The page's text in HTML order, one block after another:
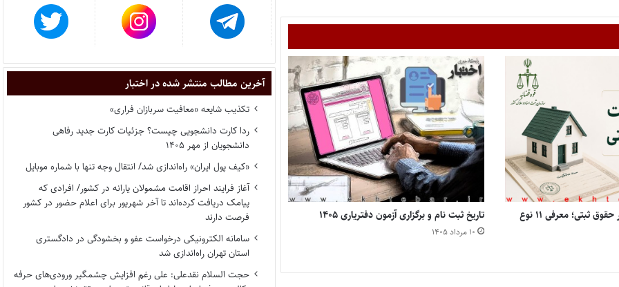
انواع مالکیت املاک در حقوق ثبتی؛ معرفی ۱۱ نوع تاریخ ثبت نام و برگزاری آزمون دفتریاری ۱۴۰۵
۱۰ مرداد ۱۴۰۵
آخرین مطالب منتشر شده در اختبار
تکذیب شایعه «معافیت سربازان فراری»
ردا کارت دانشجویی چیست؟ جزئیات کارت جدید رفاهی
دانشجویان از مهر ۱۴۰۵
«کیف پول ایران» راه‌اندازی شد/ انتقال وجه تنها با شماره موبایل
آغاز فرایند احراز اقامت مشمولان یارانه در کشور/ افرادی که
پیامک دریافت کرده‌اند تا آخر شهریور برای اعلام حضور در کشور
فرصت دارند
سامانه الکترونیکی درخواست عفو و بخشودگی در دادگستری
استان تهران راه‌اندازی شد
حجت السلام نقدعلی: علی رغم افزایش چشمگیر ورودی‌های حرفه